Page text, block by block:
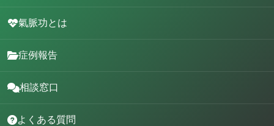
氣脈功とは
症例報告
相談窓口
よくある質問